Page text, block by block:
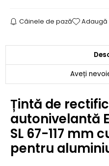
Câinele de pază Adaugă
Aveți
Țintă de
autonivelantă
SL 67-117 mm
pentru